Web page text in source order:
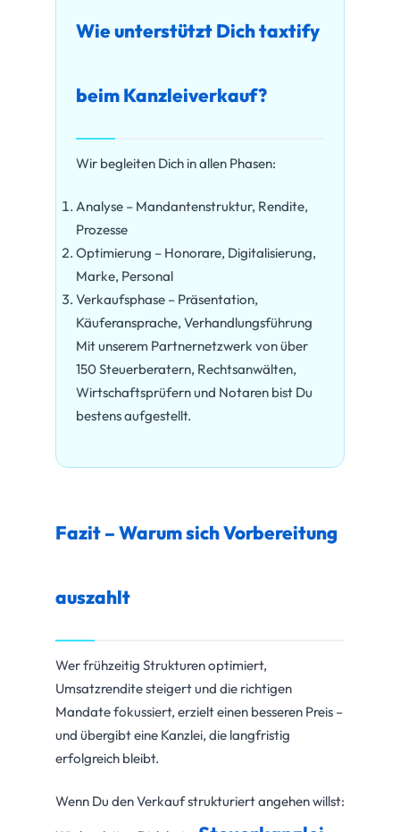
Wie unterstützt Dich taxtify
beim Kanzleiverkauf?
Wir begleiten Dich in allen Phasen:
Analyse – Mandantenstruktur, Rendite,
Prozesse
Optimierung – Honorare, Digitalisierung,
Marke, Personal
Verkaufsphase – Präsentation,
Käuferansprache, Verhandlungsführung
Mit unserem Partnernetzwerk von über
150 Steuerberatern, Rechtsanwälten,
Wirtschaftsprüfern und Notaren bist Du
bestens aufgestellt.
Fazit – Warum sich Vorbereitung
auszahlt
Wer frühzeitig Strukturen optimiert,
Umsatzrendite steigert und die richtigen
Mandate fokussiert, erzielt einen besseren Preis –
und übergibt eine Kanzlei, die langfristig
erfolgreich bleibt.
Wenn Du den Verkauf strukturiert angehen willst: